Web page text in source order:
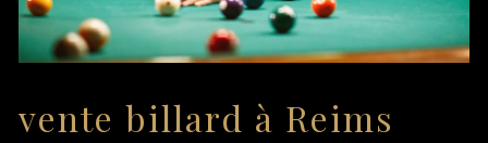
vente billard à Reims